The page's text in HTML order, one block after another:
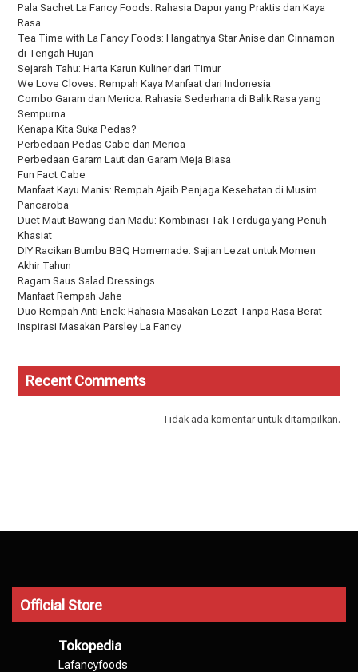
Pala Sachet La Fancy Foods: Rahasia Dapur yang Praktis dan Kaya
Rasa
Tea Time with La Fancy Foods: Hangatnya Star Anise dan Cinnamon
di Tengah Hujan
Sejarah Tahu: Harta Karun Kuliner dari Timur
We Love Cloves: Rempah Kaya Manfaat dari Indonesia
Combo Garam dan Merica: Rahasia Sederhana di Balik Rasa yang
Sempurna
Kenapa Kita Suka Pedas?
Perbedaan Pedas Cabe dan Merica
Perbedaan Garam Laut dan Garam Meja Biasa
Fun Fact Cabe
Manfaat Kayu Manis: Rempah Ajaib Penjaga Kesehatan di Musim
Pancaroba
Duet Maut Bawang dan Madu: Kombinasi Tak Terduga yang Penuh
Khasiat
DIY Racikan Bumbu BBQ Homemade: Sajian Lezat untuk Momen
Akhir Tahun
Ragam Saus Salad Dressings
Manfaat Rempah Jahe
Duo Rempah Anti Enek: Rahasia Masakan Lezat Tanpa Rasa Berat
Inspirasi Masakan Parsley La Fancy
Recent Comments
Tidak ada komentar untuk ditampilkan.
Official Store
Tokopedia
Lafancyfoods